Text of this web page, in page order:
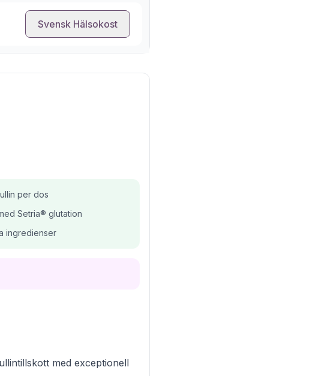
Svensk Hälsokost
per dos
Setria® glutation
ingredienser
med exceptionell